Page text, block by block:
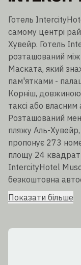
Готель
самому центрі
Хувейр. Готель
розташований
Маската, який
пам'ятками -
Корніш,
таксі або
Розташований
пляжу Аль-
пропонує 273
площу 24
IntercityHotel
безкоштовна
Показати більше